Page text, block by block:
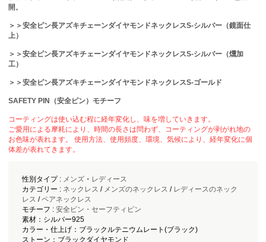
開。
＞＞安全ピン長アズキチェーンダイヤモンドネックレスS-シルバー（鏡面仕
上）
＞＞安全ピン長アズキチェーンダイヤモンドネックレスS-シルバー（燻加
工）
＞＞安全ピン長アズキチェーンダイヤモンドネックレスS-ゴールド
SAFETY PIN（安全ピン）モチーフ
コーティングは使い込む程に経年変化し、味を増していきます。
ご愛用による摩耗により、時間の長さは問わず、コーティングが剥がれ地の
お色味が表れます。 使用方法、使用頻度、環境、気候により、経年変化に個
体差が表れてきます。
性別タイプ : メンズ・ レディース
カテゴリー : ネックレス / メンズのネックレス / レディースのネック
レス /ペアネックレス
モチーフ : 安全ピン・セーフティピン
素材：シルバー925
カラー・仕上げ：ブラックルテニウムレート(ブラック)
ストーン：ブラックダイヤモンド